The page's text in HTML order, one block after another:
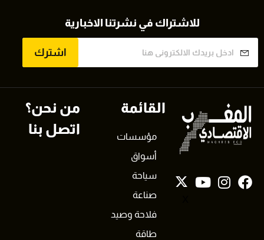
للاشتراك في نشرتنا الاخبارية
اشترك
القائمة
مؤسسات
أسواق
سياحة
صناعة
فلاحة وصيد
طاقة
من نحن؟
اتصل بنا